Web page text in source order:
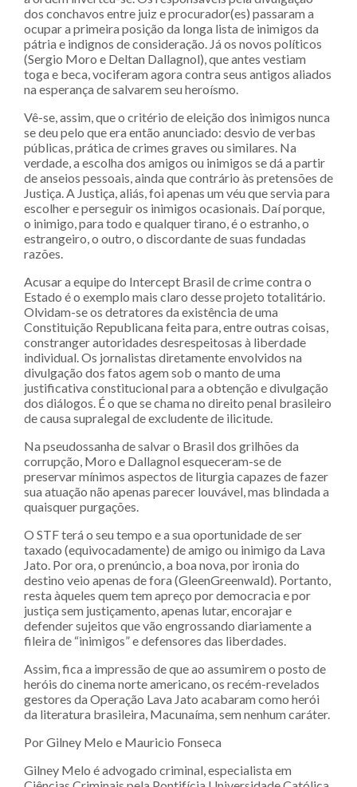
dos conchavos entre juiz e procurador(es) passaram a
ocupar a primeira posição da longa lista de inimigos da
pátria e indignos de consideração. Já os novos políticos
(Sergio Moro e Deltan Dallagnol), que antes vestiam
toga e beca, vociferam agora contra seus antigos aliados
na esperança de salvarem seu heroísmo.
Vê-se, assim, que o critério de eleição dos inimigos nunca
se deu pelo que era então anunciado: desvio de verbas
públicas, prática de crimes graves ou similares. Na
verdade, a escolha dos amigos ou inimigos se dá a partir
de anseios pessoais, ainda que contrário às pretensões de
Justiça. A Justiça, aliás, foi apenas um véu que servia para
escolher e perseguir os inimigos ocasionais. Daí porque,
o inimigo, para todo e qualquer tirano, é o estranho, o
estrangeiro, o outro, o discordante de suas fundadas
razões.
Acusar a equipe do Intercept Brasil de crime contra o
Estado é o exemplo mais claro desse projeto totalitário.
Olvidam-se os detratores da existência de uma
Constituição Republicana feita para, entre outras coisas,
constranger autoridades desrespeitosas à liberdade
individual. Os jornalistas diretamente envolvidos na
divulgação dos fatos agem sob o manto de uma
justificativa constitucional para a obtenção e divulgação
dos diálogos. É o que se chama no direito penal brasileiro
de causa supralegal de excludente de ilicitude.
Na pseudossanha de salvar o Brasil dos grilhões da
corrupção, Moro e Dallagnol esqueceram-se de
preservar mínimos aspectos de liturgia capazes de fazer
sua atuação não apenas parecer louvável, mas blindada a
quaisquer purgações.
O STF terá o seu tempo e a sua oportunidade de ser
taxado (equivocadamente) de amigo ou inimigo da Lava
Jato. Por ora, o prenúncio, a boa nova, por ironia do
destino veio apenas de fora (GleenGreenwald). Portanto,
resta àqueles quem tem apreço por democracia e por
justiça sem justiçamento, apenas lutar, encorajar e
defender sujeitos que vão engrossando diariamente a
fileira de “inimigos” e defensores das liberdades.
Assim, fica a impressão de que ao assumirem o posto de
heróis do cinema norte americano, os recém-revelados
gestores da Operação Lava Jato acabaram como herói
da literatura brasileira, Macunaíma, sem nenhum caráter.
Por Gilney Melo e Mauricio Fonseca
Gilney Melo é advogado criminal, especialista em